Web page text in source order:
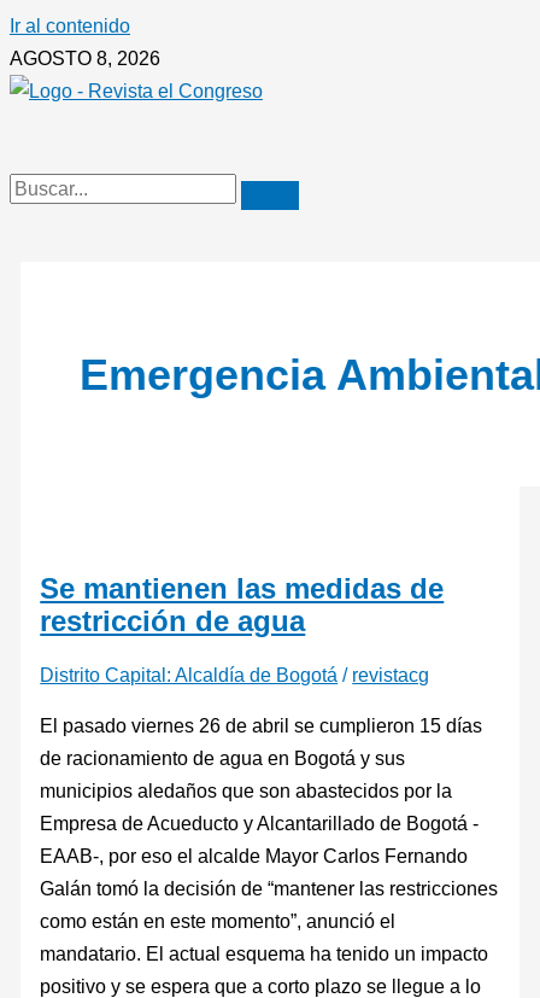
Ir al contenido
AGOSTO 8, 2026
Emergencia
Se mantienen las medidas de
restricción de agua
Distrito Capital: Alcaldía de Bogotá / revistacg
El pasado viernes 26 de abril se cumplieron 15 días
de racionamiento de agua en Bogotá y sus
municipios aledaños que son abastecidos por la
Empresa de Acueducto y Alcantarillado de Bogotá -
EAAB-, por eso el alcalde Mayor Carlos Fernando
Galán tomó la decisión de “mantener las restricciones
como están en este momento”, anunció el
mandatario. El actual esquema ha tenido un impacto
positivo y se espera que a corto plazo se llegue a lo